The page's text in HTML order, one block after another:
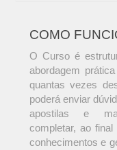
COMO
O Curso é
abordagem
quantas vezes
poderá enviar
apostilas e
completar, ao
conhecimentos e